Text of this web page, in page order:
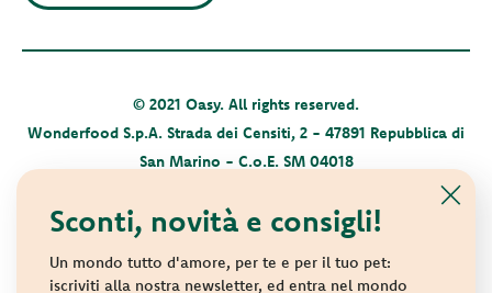
Sconti, novità e consigli!
Un mondo tutto d'amore, per te e per il tuo pet:
iscriviti alla nostra newsletter, ed entra nel mondo
© 2021 Oasy. All rights reserved.
Wonderfood S.p.A. Strada dei Censiti, 2 - 47891 Repubblica di
San Marino - C.o.E. SM 04018